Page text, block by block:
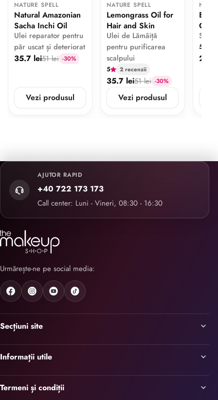
NATURE SPELL
Natural Amazonian
Sacha Inchi Oil
Ulei reparator pentru
păr uscat și deteriorat
35.7 lei51 lei -30%
Vezi produsul
NATURE SPELL
Lemongrass Oil for
Hair and Skin
Ulei de Lămâiță
pentru purificarea
scalpului
5 2 recenzii
35.7 lei51 lei -30%
Vezi produsul
C
Ser
5
28
AJUTOR RAPID
+40 722 173 173
Call center: Luni - Vineri, 08:30 - 16:30
Urmărește-ne pe social media:
Secțiuni site
Informații utile
Termeni și condiții